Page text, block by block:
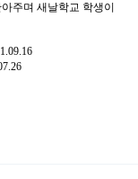
주며 새날학교 학생이